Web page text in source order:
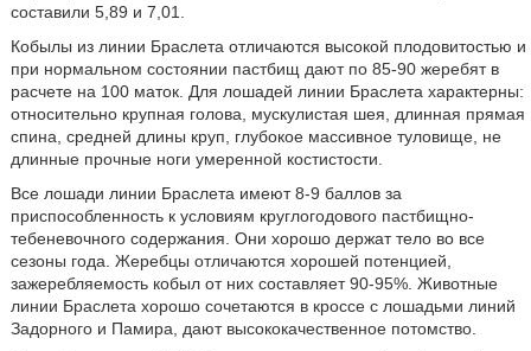
составили 5,89 и 7,01.
Кобылы из линии Браслета отличаются высокой плодовитостью и
при нормальном состоянии пастбищ дают по 85-90 жеребят в
расчете на 100 маток. Для лошадей линии Браслета характерны:
относительно крупная голова, мускулистая шея, длинная прямая
спина, средней длины круп, глубокое массивное туловище, не
длинные прочные ноги умеренной костистости.
Все лошади линии Браслета имеют 8-9 баллов за
приспособленность к условиям круглогодового пастбищно-
тебеневочного содержания. Они хорошо держат тело во все
сезоны года. Жеребцы отличаются хорошей потенцией,
зажеребляемость кобыл от них составляет 90-95%. Животные
линии Браслета хорошо сочетаются в кроссе с лошадьми линий
Задорного и Памира, дают высококачественное потомство.